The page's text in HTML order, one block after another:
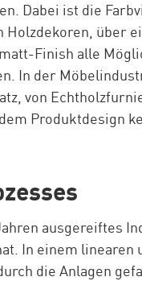
Dabei ist die
Holzdekoren, über
Finish alle
In der
von
Produktdesign
ausgereiftes
In einem linearen
die Anlagen